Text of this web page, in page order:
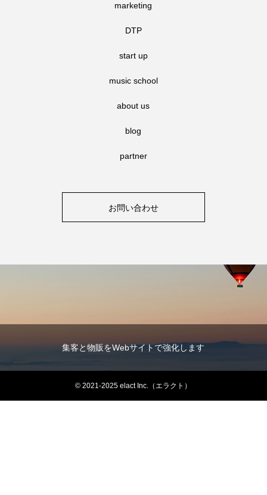
marketing
DTP
start up
music school
about us
blog
partner
お問い合わせ
集客と物販をWebサイトで強化します
© 2021-2025 elact Inc.（エラクト）